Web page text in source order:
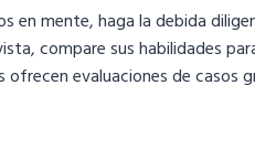
en mente, haga la debida
compare sus habilidades
evaluaciones de casos